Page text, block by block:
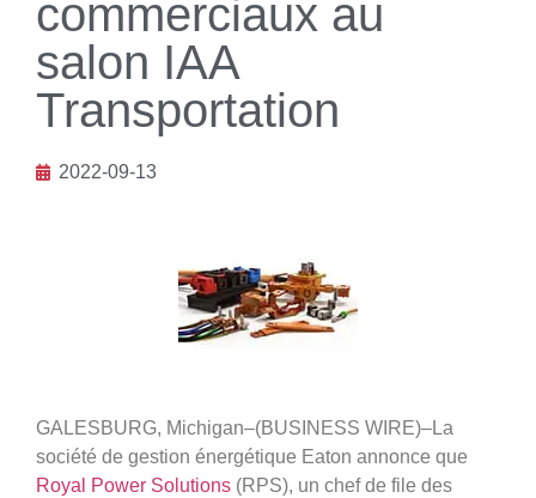
commerciaux au
salon IAA
Transportation
2022-09-13
GALESBURG, Michigan–(BUSINESS WIRE)–La
société de gestion énergétique Eaton annonce que
Royal Power Solutions (RPS), un chef de file des